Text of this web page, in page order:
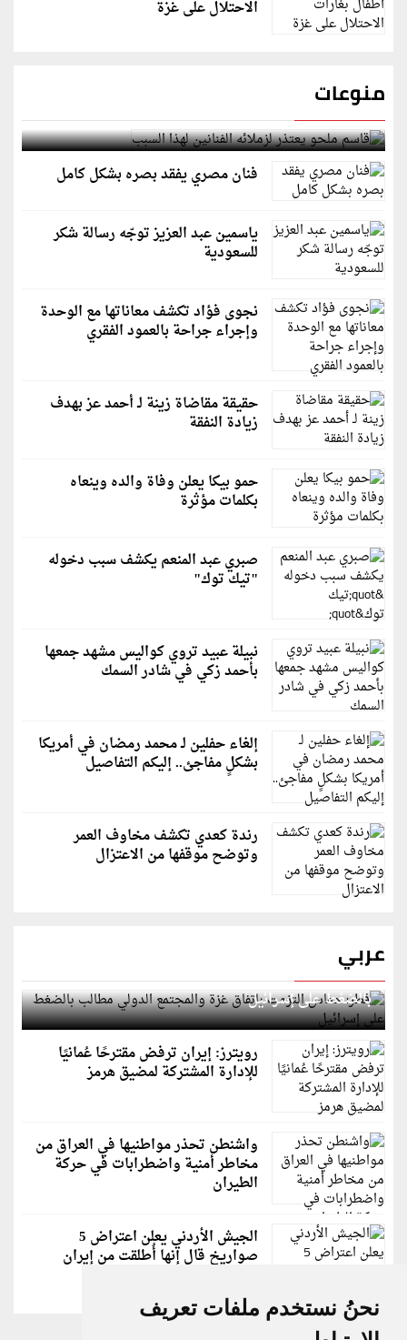
نحنُ نستخدم ملفات تعريف
الاحتلال على غزة
منوعات
قاسم ملحو يعتذر لزملائه الفنانين لهذا السبب
فنان مصري يفقد بصره بشكل كامل
ياسمين عبد العزيز توجّه رسالة شكر
للسعودية
نجوى فؤاد تكشف معاناتها مع الوحدة
وإجراء جراحة بالعمود الفقري
حقيقة مقاضاة زينة لـ أحمد عز بهدف
زيادة النفقة
حمو بيكا يعلن وفاة والده وينعاه
بكلمات مؤثرة
صبري عبد المنعم يكشف سبب دخوله
"تيك توك"
نبيلة عبيد تروي كواليس مشهد جمعها
بأحمد زكي في شادر السمك
إلغاء حفلين لـ محمد رمضان في أمريكا
بشكلٍ مفاجئ.. إليكم التفاصيل
رندة كعدي تكشف مخاوف العمر
وتوضح موقفها من الاعتزال
عربي
قطر: حماس التزمت باتفاق غزة والمجتمع الدولي مطالب
بالضغط على إسرائيل
رويترز: إيران ترفض مقترحًا عُمانيًا
للإدارة المشتركة لمضيق هرمز
واشنطن تحذر مواطنيها في العراق من
مخاطر أمنية واضطرابات في حركة
الطيران
الجيش الأردني يعلن اعتراض 5
صواريخ قال إنها أُطلقت من إيران